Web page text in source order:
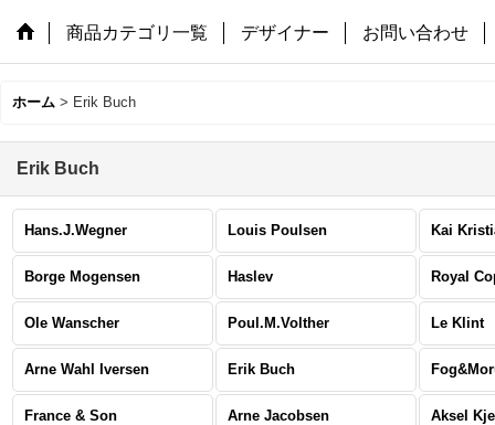
商品カテゴリ一覧 デザイナー お問い合わせ
ホーム > Erik Buch
Erik Buch
Hans.J.Wegner Louis Poulsen Kai
Borge Mogensen Haslev Royal
Ole Wanscher Poul.M.Volther Le Klint
Arne Wahl Iversen Erik Buch
France & Son Arne Jacobsen Aksel